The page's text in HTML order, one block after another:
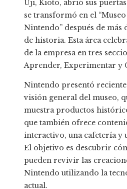
Uji, Kioto, abrió sus puertas
se transformó en el
Nintendo” después de más
de historia. Esta área
de la empresa en tres
Aprender, Experimentar y
Nintendo presentó
visión general del museo,
muestra productos
que también ofrece
interactivo, una cafetería y
El objetivo es descubrir
pueden revivir las
Nintendo utilizando la
actual.